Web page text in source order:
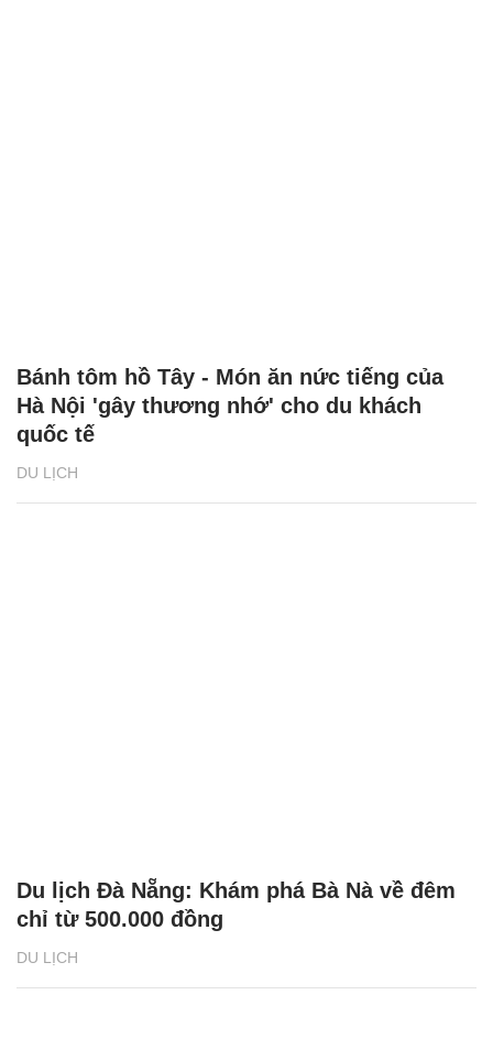
DU LỊCH
Bánh tôm hồ Tây - Món ăn nức tiếng của
Hà Nội 'gây thương nhớ' cho du khách
quốc tế
DU LỊCH
Du lịch Đà Nẵng: Khám phá Bà Nà về đêm
chỉ từ 500.000 đồng